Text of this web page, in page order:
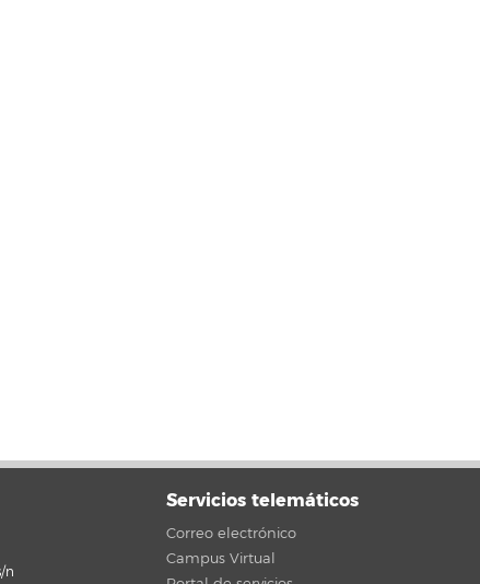
n
Servicios telemáticos
Correo electrónico
Campus Virtual